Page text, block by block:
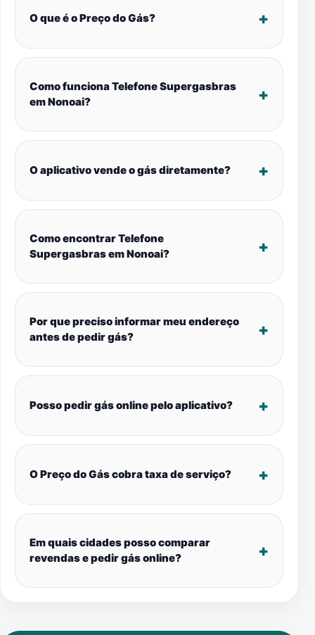
O que é o Preço do Gás?
Como funciona Telefone Supergasbras
em Nonoai?
O aplicativo vende o gás diretamente?
Como encontrar Telefone
Supergasbras em Nonoai?
Por que preciso informar meu endereço
antes de pedir gás?
Posso pedir gás online pelo aplicativo?
O Preço do Gás cobra taxa de serviço?
Em quais cidades posso comparar
revendas e pedir gás online?